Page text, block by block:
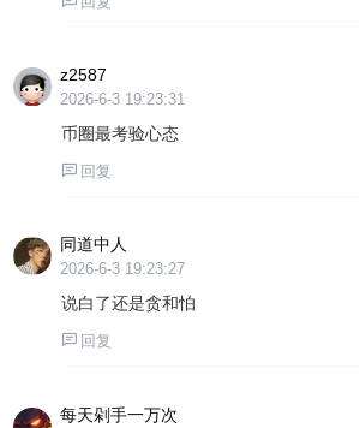
z2587
2026-6-3 19:23:31
币圈最考验心态
回复
同道中人
2026-6-3 19:23:27
说白了还是贪和怕
回复
每天剁手一万次